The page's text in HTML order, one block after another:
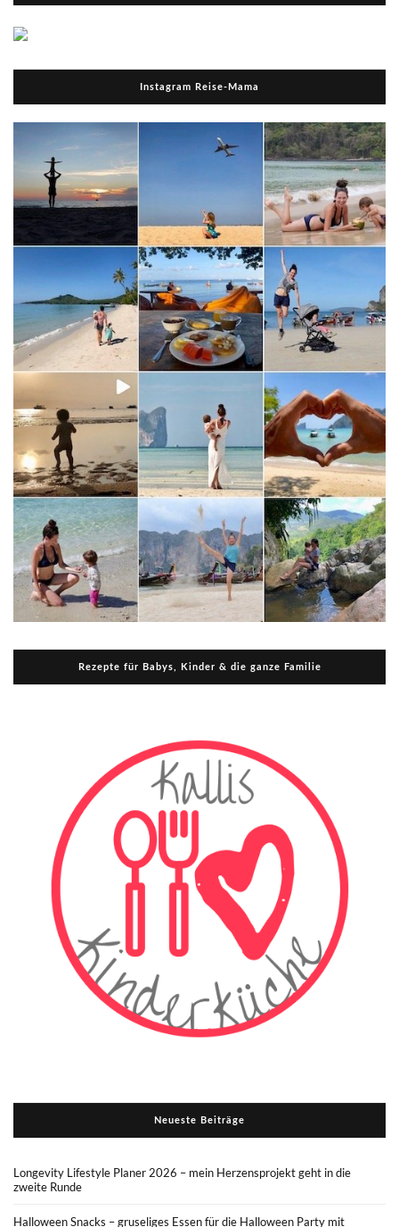
Instagram Reise-Mama
Rezepte für Babys, Kinder & die ganze Familie
Neueste Beiträge
Longevity Lifestyle Planer 2026 – mein Herzensprojekt geht in die
zweite Runde
Halloween Snacks – gruseliges Essen für die Halloween Party mit